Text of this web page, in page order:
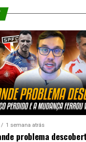
1 semana atrás
problema